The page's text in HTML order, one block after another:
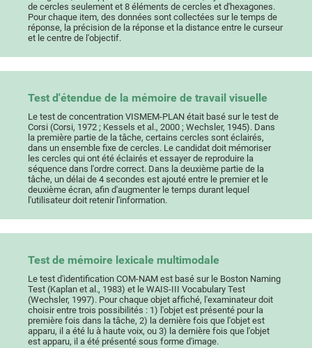
de cercles seulement et 8 éléments de cercles et d'hexagones.
Pour chaque item, des données sont collectées sur le temps de
réponse, la précision de la réponse et la distance entre le curseur
et le centre de l'objectif.
Test d'étendue de la mémoire de travail visuelle
Le test de concentration VISMEM-PLAN était basé sur le test de
Corsi (Corsi, 1972 ; Kessels et al., 2000 ; Wechsler, 1945). Dans
la première partie de la tâche, certains cercles sont éclairés,
dans un ensemble fixe de cercles. Le candidat doit mémoriser
les cercles qui ont été éclairés et essayer de reproduire la
séquence dans l'ordre correct. Dans la deuxième partie de la
tâche, un délai de 4 secondes est ajouté entre le premier et le
deuxième écran, afin d'augmenter le temps durant lequel
l'utilisateur doit retenir l'information.
Test de mémoire lexicale multimodale
Le test d'identification COM-NAM est basé sur le Boston Naming
Test (Kaplan et al., 1983) et le WAIS-III Vocabulary Test
(Wechsler, 1997). Pour chaque objet affiché, l'examinateur doit
choisir entre trois possibilités : 1) l'objet est présenté pour la
première fois dans la tâche, 2) la dernière fois que l'objet est
apparu, il a été lu à haute voix, ou 3) la dernière fois que l'objet
est apparu, il a été présenté sous forme d'image.